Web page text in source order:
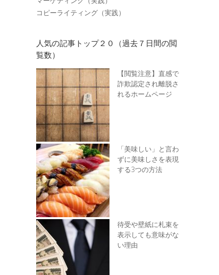
コピーライティング（実践）
人気の記事トップ２０（過去７日間の閲
覧数）
【閲覧注意】直感で
詐欺認定され離脱さ
れるホームページ
「美味しい」と言わ
ずに美味しさを表現
する3つの方法
待受や壁紙に札束を
表示しても意味がな
い理由